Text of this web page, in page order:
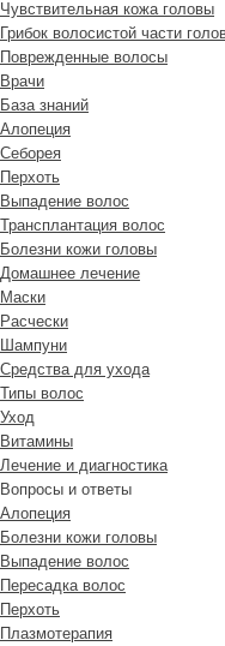
Чувствительная кожа головы
Грибок волосистой части
Поврежденные волосы
Врачи
База знаний
Алопеция
Себорея
Перхоть
Выпадение волос
Трансплантация волос
Болезни кожи головы
Домашнее лечение
Маски
Расчески
Шампуни
Средства для ухода
Типы волос
Уход
Витамины
Лечение и диагностика
Вопросы и ответы
Алопеция
Болезни кожи головы
Выпадение волос
Пересадка волос
Перхоть
Плазмотерапия